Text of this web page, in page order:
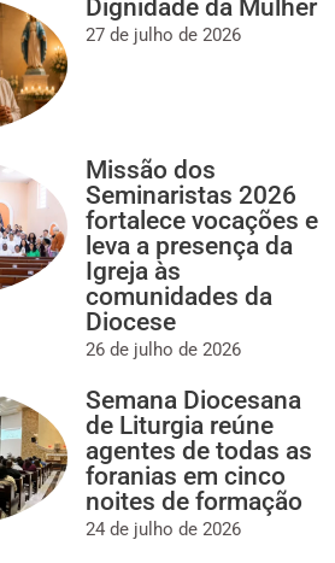
Dignidade da Mulher
27 de julho de 2026
Missão dos
Seminaristas 2026
fortalece vocações e
leva a presença da
Igreja às
comunidades da
Diocese
26 de julho de 2026
Semana Diocesana
de Liturgia reúne
agentes de todas as
foranias em cinco
noites de formação
24 de julho de 2026